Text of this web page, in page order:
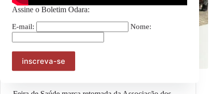
Assine o Boletim Odara:
E-mail: Nome:
Julho das Pretas